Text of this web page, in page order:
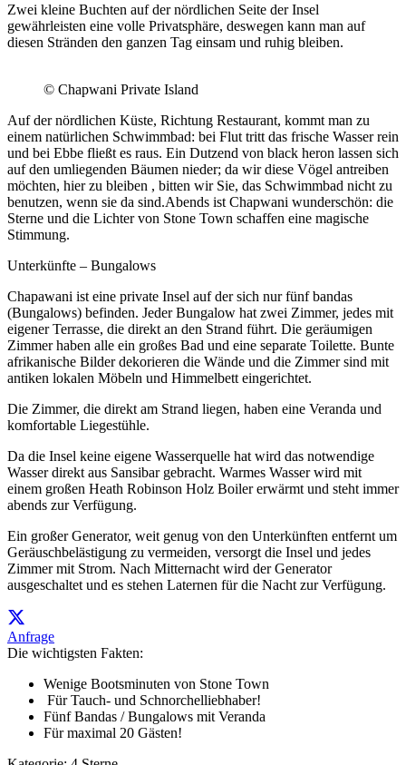
Zwei kleine Buchten auf der nördlichen Seite der Insel
gewährleisten eine volle Privatsphäre, deswegen kann man auf
diesen Stränden den ganzen Tag einsam und ruhig bleiben.
© Chapwani Private Island
Auf der nördlichen Küste, Richtung Restaurant, kommt man zu
einem natürlichen Schwimmbad: bei Flut tritt das frische Wasser rein
und bei Ebbe fließt es raus. Ein Dutzend von black heron lassen sich
auf den umliegenden Bäumen nieder; da wir diese Vögel antreiben
möchten, hier zu bleiben , bitten wir Sie, das Schwimmbad nicht zu
benutzen, wenn sie da sind.Abends ist Chapwani wunderschön: die
Sterne und die Lichter von Stone Town schaffen eine magische
Stimmung.
Unterkünfte – Bungalows
Chapawani ist eine private Insel auf der sich nur fünf bandas
(Bungalows) befinden. Jeder Bungalow hat zwei Zimmer, jedes mit
eigener Terrasse, die direkt an den Strand führt. Die geräumigen
Zimmer haben alle ein großes Bad und eine separate Toilette. Bunte
afrikanische Bilder dekorieren die Wände und die Zimmer sind mit
antiken lokalen Möbeln und Himmelbett eingerichtet.
Die Zimmer, die direkt am Strand liegen, haben eine Veranda und
komfortable Liegestühle.
Da die Insel keine eigene Wasserquelle hat wird das notwendige
Wasser direkt aus Sansibar gebracht. Warmes Wasser wird mit
einem großen Heath Robinson Holz Boiler erwärmt und steht immer
abends zur Verfügung.
Ein großer Generator, weit genug von den Unterkünften entfernt um
Geräuschbelästigung zu vermeiden, versorgt die Insel und jedes
Zimmer mit Strom. Nach Mitternacht wird der Generator
ausgeschaltet und es stehen Laternen für die Nacht zur Verfügung.
Anfrage
Die wichtigsten Fakten:
Wenige Bootsminuten von Stone Town
Für Tauch- und Schnorchelliebhaber!
Fünf Bandas / Bungalows mit Veranda
Für maximal 20 Gästen!